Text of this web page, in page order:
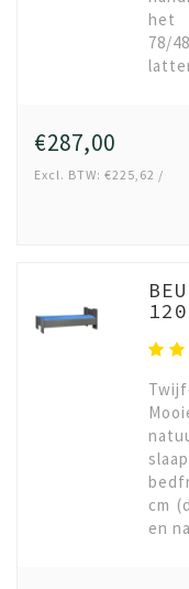
het
78/
€287,00
Excl. BTW: €225,62 /
cm
en